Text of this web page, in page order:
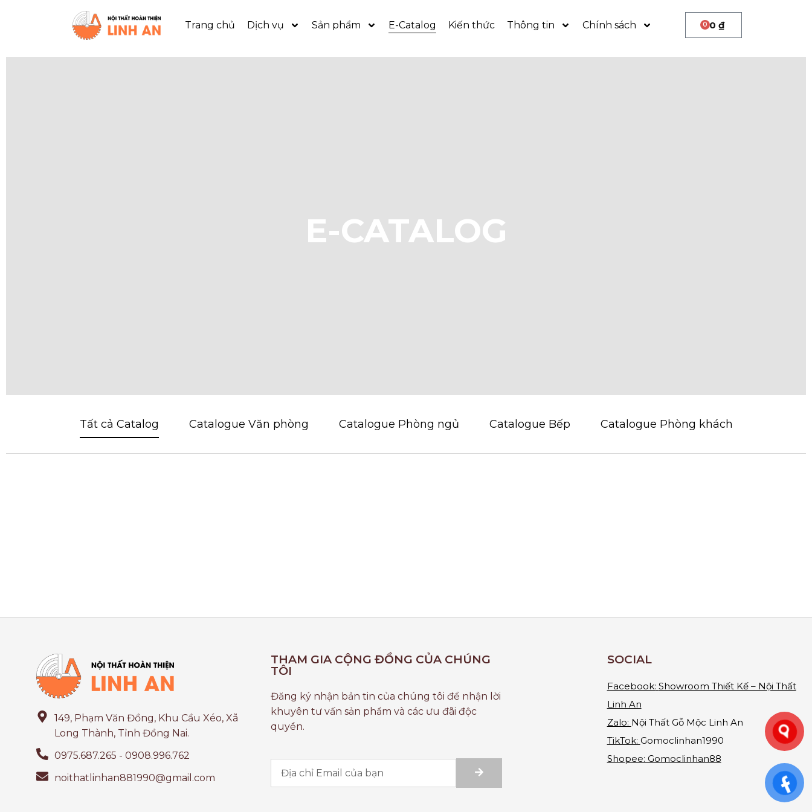
Trang chủ Dịch vụ Sản phẩm E-Catalog Kiến thức Thông tin Chính sách 0 ₫
0
E-CATALOG
Tất cả Catalog Catalogue Văn phòng Catalogue Phòng ngủ Catalogue Bếp Catalogue Phòng khách
149, Phạm Văn Đồng, Khu Cầu Xéo, Xã
Long Thành, Tỉnh Đồng Nai.
0975.687.265 - 0908.996.762
noithatlinhan881990@gmail.com
THAM GIA CỘNG ĐỒNG CỦA CHÚNG
TÔI
Đăng ký nhận bản tin của chúng tôi để nhận lời
khuyên tư vấn sản phẩm và các ưu đãi độc
quyền.
SOCIAL
Facebook: Showroom Thiết Kế – Nội Thất
Linh An
Zalo: Nội Thất Gỗ Mộc Linh An
TikTok: Gomoclinhan1990
Shopee: Gomoclinhan88